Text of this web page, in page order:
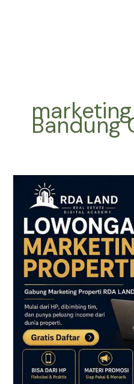
Bandung
Lowongan
Marketing
Properti
Gabung
Marketing
Properti
RDA
LAND